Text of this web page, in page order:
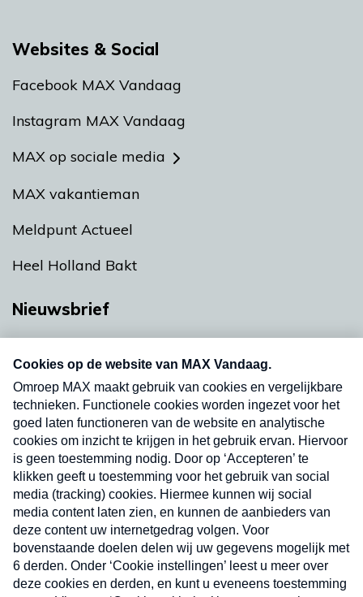
Websites & Social
Facebook MAX Vandaag
Instagram MAX Vandaag
MAX op sociale media
MAX vakantieman
Meldpunt Actueel
Heel Holland Bakt
Nieuwsbrief
nieuwsbrief. Elke vrijdag- en dinsdagochtend in
uw mailbox.
Verzend
Nieuwsbrief